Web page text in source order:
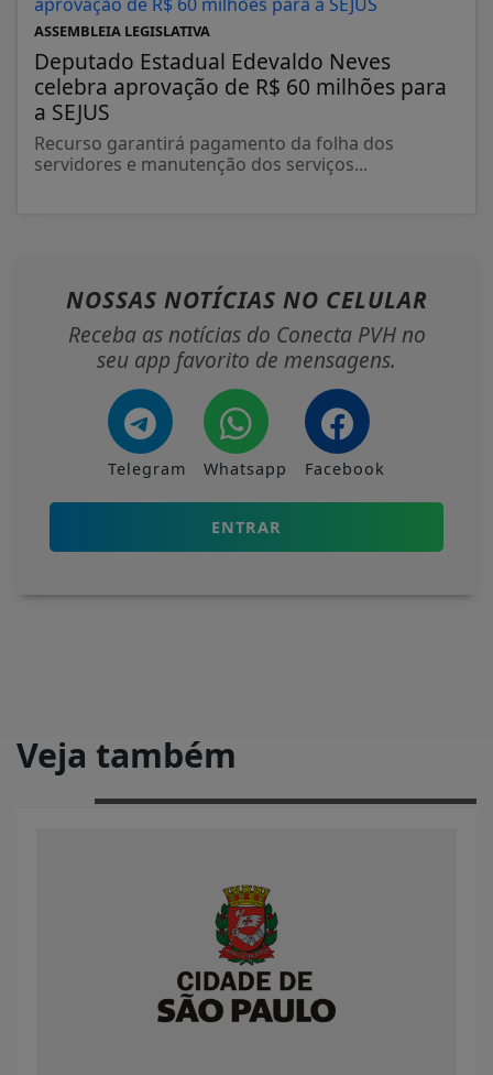
ASSEMBLEIA LEGISLATIVA
Deputado Estadual Edevaldo Neves
celebra aprovação de R$ 60 milhões para
a SEJUS
Recurso garantirá pagamento da folha dos
servidores e manutenção dos serviços...
NOSSAS NOTÍCIAS NO CELULAR
Receba as notícias do Conecta PVH no
seu app favorito de mensagens.
Telegram Whatsapp Facebook
ENTRAR
Veja também